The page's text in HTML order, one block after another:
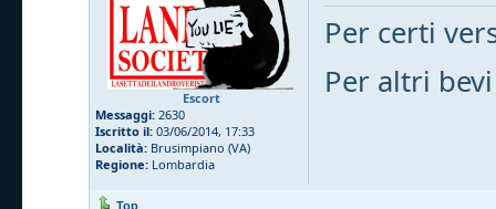
Escort
Messaggi: 2630
Iscritto il: 03/06/2014, 17:33
Località: Brusimpiano (VA)
Regione: Lombardia
Per certi
Per altri bevi
Top